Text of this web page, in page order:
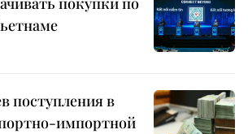
поступления в
импортной